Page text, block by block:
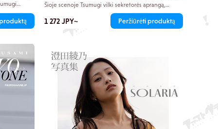
šlaunies
šlaunį – ji
Šioje scenoje Tsumugi vilki sekretorės aprangą,
spinduliuodama šiltą artumą, tarsi pasirengusi išpildyti
kiekvieną jūsų norą. Juodas bikinis pabrėžia jos
švelnias kūno linijas, o vien žvilgsnis į ją pakanka, kad
1 272 JPY~ Peržiūrėti produktą